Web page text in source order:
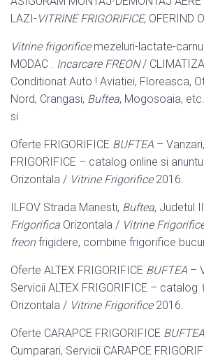
LAZI- VITRINE FRIGORIFICE, OFERIND
Vitrine frigorificemezeluri-lactate-
MODAC .
Incarcare FREON/
Conditionat Auto ! Aviatiei, Floreasca,
Nord, Crangasi, Buftea, Mogosoaia,
si
Oferte FRIGORIFICE BUFTEA –
FRIGORIFICE – catalog online si
Orizontala / Vitrine Frigorifice2016
ILFOV Strada Manesti, Buftea, Judetul
Frigorifica Orizontala / Vitrine
freonfrigidere, combine frigorifice
Oferte ALTEX FRIGORIFICE BUFTEA –
Servicii ALTEX FRIGORIFICE – catalog
Orizontala / Vitrine Frigorifice2016.
Oferte CARAPCE FRIGORIFICE BUFTEA
Cumparari, Servicii CARAPCE